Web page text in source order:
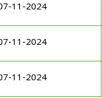
11-2024
11-2024
11-2024